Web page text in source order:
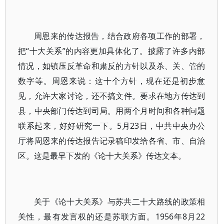
周恩来的传达报告，结合政府各项工作的部署，
把“十大关系”的内容更加具体化了。披露了许多内部
情况，如镇压反革命和肃反的方针以及杀、关、管的
数字等。周恩来说：这十个方针，现在还是初步意
见，允许大家讨论，还不搞文件。要求在地方传达到
县，中央部门传达到司局。用两个月时间和各种问题
联系起来，好好研究一下。5月23日，中共中央办公
厅将周恩来的传达报告记录稿印发给各省、市、自治
区。这是最早下发的《论十大关系》传达文本。
关于《论十大关系》与苏共二十大路线的政策相
关性，最有发言权的还是苏联方面。1956年8月22